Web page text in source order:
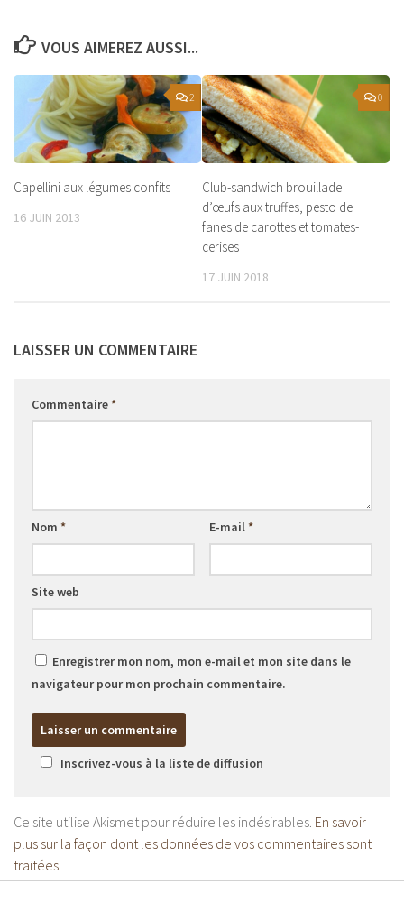
VOUS AIMEREZ AUSSI...
2
Capellini aux légumes confits
16 JUIN 2013
0
Club-sandwich brouillade
d’œufs aux truffes, pesto de
fanes de carottes et tomates-
cerises
17 JUIN 2018
LAISSER UN COMMENTAIRE
Commentaire*
Nom * E-mail *
Site web
Enregistrer mon nom, mon e-mail et mon site dans le
navigateur pour mon prochain commentaire.
Inscrivez-vous à la liste de diffusion
Ce site utilise Akismet pour réduire les indésirables. En savoir
plus sur la façon dont les données de vos commentaires sont
traitées